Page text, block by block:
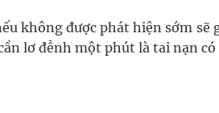
không được phát hiện sớm
lơ đễnh một phút là tai nạn có